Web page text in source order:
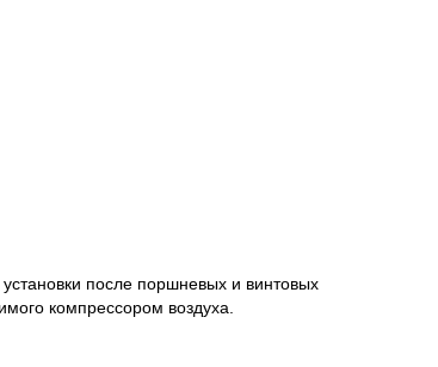
после поршневых и винтовых
компрессором воздуха.